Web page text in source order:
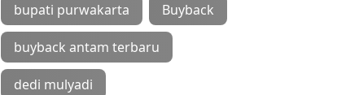
bupati purwakarta Buyback
buyback antam terbaru
dedi mulyadi